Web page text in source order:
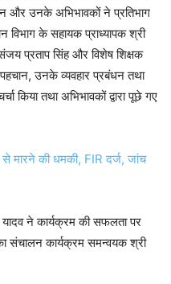
और उनके अभिभावकों ने प्रतिभाग
विभाग के सहायक प्राध्यापक श्री
प्रताप सिंह और विशेष शिक्षक
उनके व्यवहार प्रबंधन तथा
किया तथा अभिभावकों द्वारा पूछे गए
मारने की धमकी, FIR दर्ज, जांच
ने कार्यक्रम की सफलता पर
संचालन कार्यक्रम समन्वयक श्री